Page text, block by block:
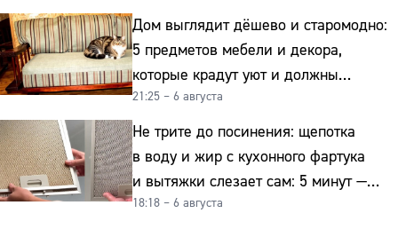
Дом выглядит дёшево и старомодно:
5 предметов мебели и декора,
которые крадут уют и должны
отправиться на свалку прямо сейчас
21:25 – 6 августа
Не трите до посинения: щепотка
в воду и жир с кухонного фартука
и вытяжки слезает сам: 5 минут —
и сверкает как новая
18:18 – 6 августа